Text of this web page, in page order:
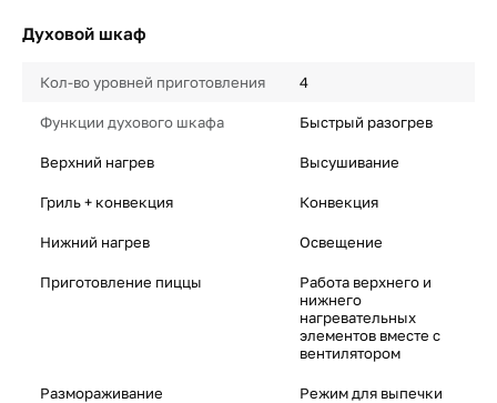
Духовой шкаф
Кол-во уровней приготовления 4
Функции духового шкафа Быстрый разогрев
Верхний нагрев Высушивание
Гриль + конвекция Конвекция
Нижний нагрев Освещение
Приготовление пиццы
Работа верхнего и
нижнего
нагревательных
элементов вместе с
вентилятором
Размораживание Режим для выпечки